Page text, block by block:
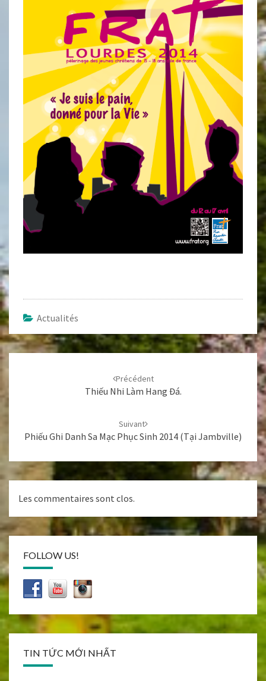
Actualités
d'article
Précédent
Thiếu Nhi Làm Hang Đá.
Suivant
Phiếu Ghi Danh Sa Mạc Phục Sinh 2014 (tại Jambville)
Les commentaires sont clos.
FOLLOW US!
TIN TỨC MỚI NHẤT